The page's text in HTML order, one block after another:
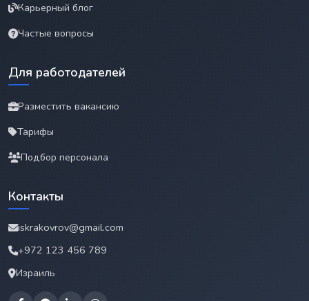
Карьерный блог
Частые вопросы
Для работодателей
Разместить вакансию
Тарифы
Подбор персонала
Контакты
iskrakovrov@gmail.com
+972 123 456 789
Израиль